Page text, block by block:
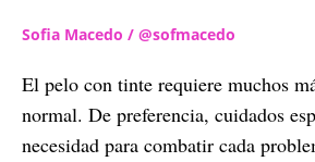
Sofia Macedo / @sofmacedo
El pelo con tinte requiere muchos
normal. De preferencia, cuidados
necesidad para combatir cada